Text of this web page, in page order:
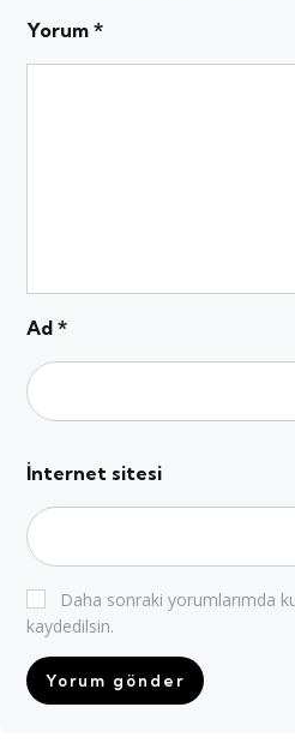
Yorum *
Ad *
İnternet sitesi
Daha sonraki yorumlarımda
kaydedilsin.